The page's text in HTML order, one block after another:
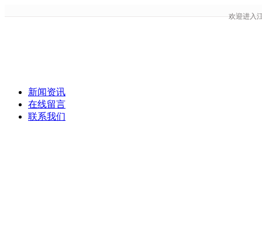
欢迎进入
新闻资讯
在线留言
联系我们